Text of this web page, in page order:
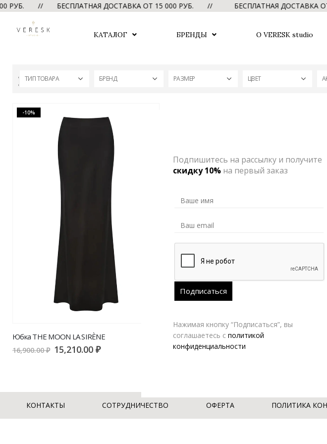
РУБ. // БЕСПЛАТНАЯ ДОСТАВКА ОТ 15 000 РУБ. // БЕСПЛАТНАЯ ДОСТАВКА
КАТАЛОГ БРЕНДЫ О VERESK studio
ТИП ТОВАРА БРЕНД РАЗМЕР ЦВЕТ
-10%
Юбка THE MOON LA SIRÈNE
16,900.00₽ 15,210.00₽
КОНТАКТЫ СОТРУДНИЧЕСТВО ОФЕРТА ПОЛИТИКА
Подпишитесь на рассылку и получите
скидку 10%на первый заказ
Нажимая кнопку “Подписаться”, вы
соглашаетесь с политикой
конфиденциальности